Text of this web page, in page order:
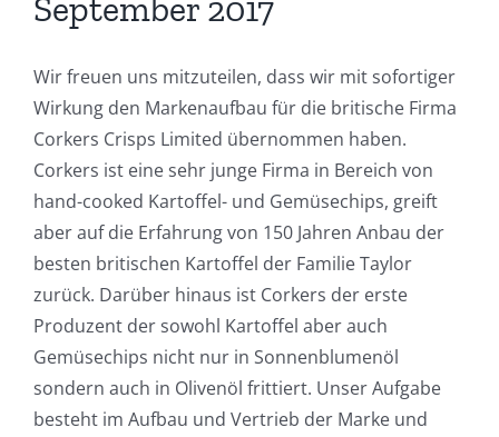
TEAM
PARTNER
REFERENZEN
NEWS
KONTAKT
Wir freuen uns mitzuteilen, dass wir mit sofortiger
Wirkung den Markenaufbau für die britische Firma
Corkers Crisps Limited übernommen haben.
Corkers ist eine sehr junge Firma in Bereich von
hand-cooked Kartoffel- und Gemüsechips, greift
aber auf die Erfahrung von 150 Jahren Anbau der
besten britischen Kartoffel der Familie Taylor
zurück. Darüber hinaus ist Corkers der erste
Produzent der sowohl Kartoffel aber auch
Gemüsechips nicht nur in Sonnenblumenöl
sondern auch in Olivenöl frittiert. Unser Aufgabe
besteht im Aufbau und Vertrieb der Marke und